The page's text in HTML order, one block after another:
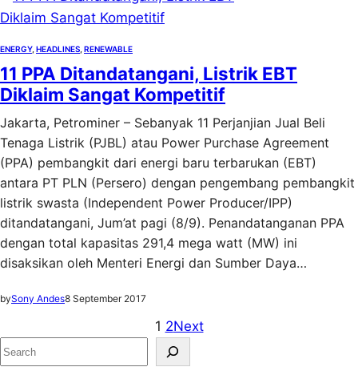
ENERGY, HEADLINES RENEWABLE
11 PPA Ditandatangani, Listrik EBT
Diklaim Sangat Kompetitif
Jakarta, Petrominer – Sebanyak 11 Perjanjian Jual Beli
Tenaga Listrik (PJBL) atau Power Purchase Agreement
(PPA) pembangkit dari energi baru terbarukan (EBT)
antara PT PLN (Persero) dengan pengembang pembangkit
listrik swasta (Independent Power Producer/IPP)
ditandatangani, Jum’at pagi (8/9). Penandatanganan PPA
dengan total kapasitas 291,4 mega watt (MW) ini
disaksikan oleh Menteri Energi dan Sumber Daya…
bySony Andes8 September 2017
1 2Next
S